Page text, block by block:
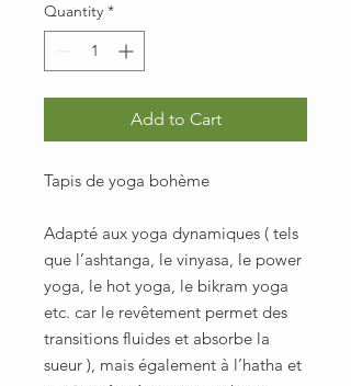
Quantity *
Add to Cart
Tapis de yoga bohème
Adapté aux yoga dynamiques ( tels
que l’ashtanga, le vinyasa, le power
yoga, le hot yoga, le bikram yoga
etc. car le revêtement permet des
transitions fluides et absorbe la
sueur ), mais également à l’hatha et